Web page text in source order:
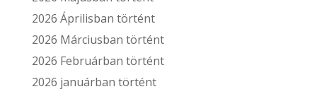
2026 Áprilisban történt
2026 Márciusban történt
2026 Februárban történt
2026 januárban történt